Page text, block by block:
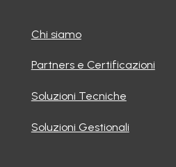
Chi siamo
Partners e Certificazioni
Soluzioni Tecniche
Soluzioni Gestionali